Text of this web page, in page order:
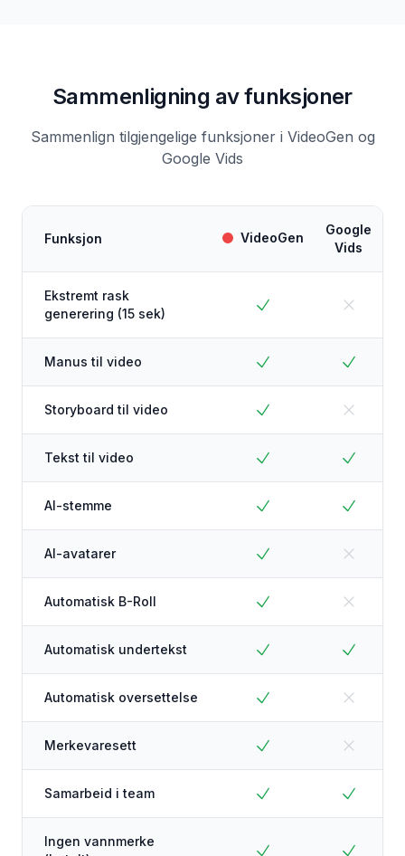
Sammenligning av funksjoner
Sammenlign tilgjengelige funksjoner i VideoGen og
Google Vids
Funksjon VideoGen
Google
Vids
Ekstremt rask
generering (15 sek)
Manus til video
Storyboard til video
Tekst til video
AI-stemme
AI-avatarer
Automatisk B-Roll
Automatisk undertekst
Automatisk oversettelse
Merkevaresett
Samarbeid i team
Ingen vannmerke